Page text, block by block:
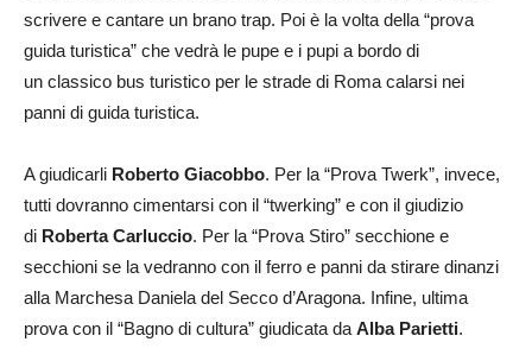
scrivere e cantare un brano trap. Poi è la volta della “prova
guida turistica” che vedrà le pupe e i pupi a bordo di
un classico bus turistico per le strade di Roma calarsi nei
panni di guida turistica.
A giudicarli Roberto Giacobbo. Per la “Prova Twerk”, invece,
tutti dovranno cimentarsi con il “twerking” e con il giudizio
di Roberta Carluccio. Per la “Prova Stiro” secchione e
secchioni se la vedranno con il ferro e panni da stirare dinanzi
alla Marchesa Daniela del Secco d’Aragona. Infine, ultima
prova con il “Bagno di cultura” giudicata da Alba Parietti.